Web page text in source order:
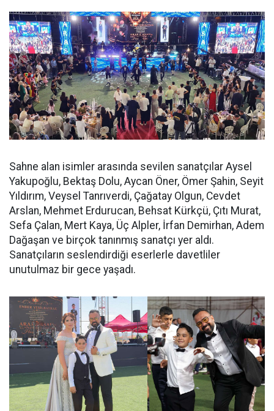
Sahne alan isimler arasında sevilen sanatçılar Aysel
Yakupoğlu, Bektaş Dolu, Aycan Öner, Ömer Şahin, Seyit
Yıldırım, Veysel Tanrıverdi, Çağatay Olgun, Cevdet
Arslan, Mehmet Erdurucan, Behsat Kürkçü, Çıtı Murat,
Sefa Çalan, Mert Kaya, Üç Alpler, İrfan Demirhan, Adem
Dağaşan ve birçok tanınmış sanatçı yer aldı.
Sanatçıların seslendirdiği eserlerle davetliler
unutulmaz bir gece yaşadı.